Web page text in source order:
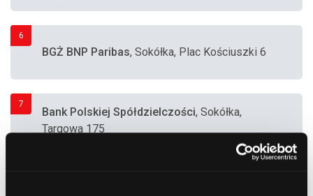
6
BGŻ BNP Paribas, Sokółka, Plac Kościuszki 6
7
Bank Polskiej Spółdzielczości, Sokółka,
Targowa 175